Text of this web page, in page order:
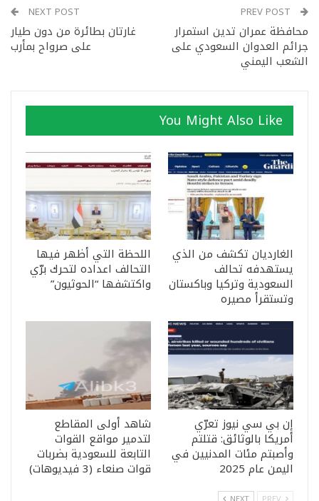
محافظة عمران تدين استمرار
جرائم العدوان السعودي على
الشعب اليمني
NEXT POST
غارتان بطائرة من دون طيار
على صرواح بمأرب
You Might Also Like
الغارديان تكشف من الذي
يستهدفه تحالف
السعودية وتركيا وباكستان
وتستقرأ مصيره
اللحظة التي أظهر فيها
التحالف اعداده لتحرك برّي
واكتشفها “الحوثيون”
إن بي سي نيوز تعرّي
أمريكا بالوثائق: قتلتم
وأصبتم مئات المدنيين في
اليمن عام 2025
شاهد أولى المقاطع
لتدمير مواقع القوات
التابعة للسعودية بضربات
قوات صنعاء (3 فيديوهات)